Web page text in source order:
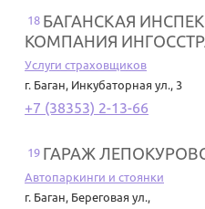
18 БАГАНСКАЯ
КОМПАНИЯ
Услуги страховщиков
г. Баган, Инкубаторная ул., 3
+7 (38353) 2-13-66
19 ГАРАЖ
Автопаркинги и стоянки
г. Баган, Береговая ул.,